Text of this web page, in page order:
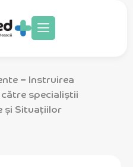
– Instruirea
specialiștii
și Situațiilor